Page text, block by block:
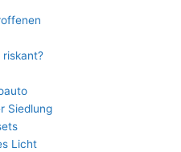
Siedlung
Licht